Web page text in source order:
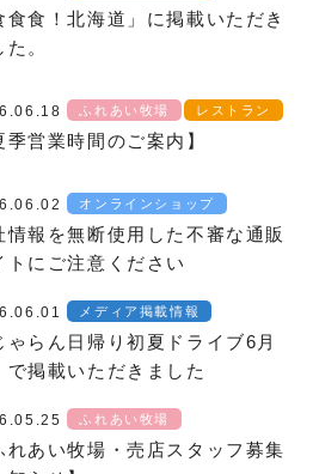
食食！北海道」に掲載いただき
た。
ふれあい牧場 レストラン
季営業時間のご案内】
オンラインショップ
情報を無断使用した不審な通販
トにご注意ください
メディア掲載情報
ゃらん日帰り初夏ドライブ6月
で掲載いただきました
ふれあい牧場
れあい牧場・売店スタッフ募集